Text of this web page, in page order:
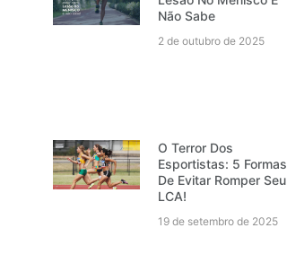
Não Sabe
2 de outubro de 2025
O Terror Dos
Esportistas: 5 Formas
De Evitar Romper Seu
LCA!
19 de setembro de 2025